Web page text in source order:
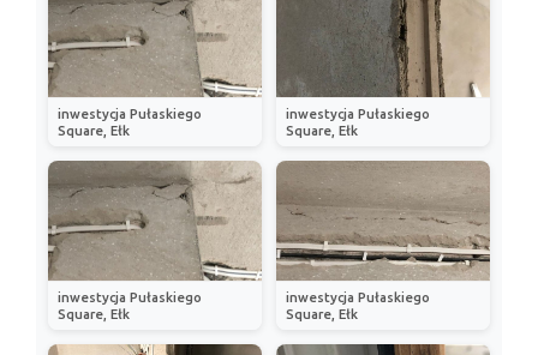
inwestycja Pułaskiego
Square, Ełk
inwestycja Pułaskiego
Square, Ełk
inwestycja Pułaskiego
Square, Ełk
inwestycja Pułaskiego
Square, Ełk